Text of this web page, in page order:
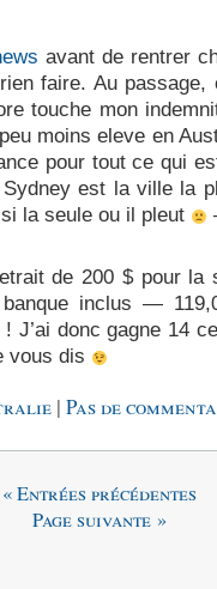
avant de rentrer
faire. Au passage,
touche mon
moins eleve en
pour tout ce qui
est la ville la
la seule ou il pleut
de 200 $ pour la
inclus —
J’ai donc gagne 14
vous dis
| Pas de
« Entrées précédentes
Page suivante »